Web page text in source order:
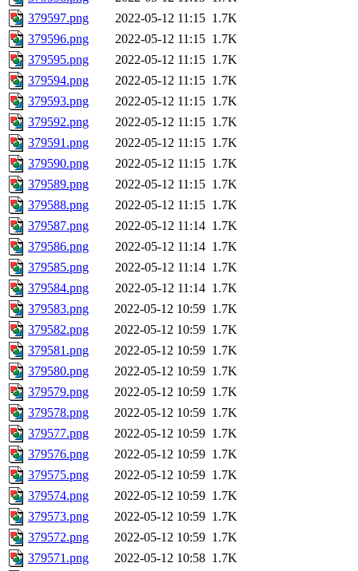
379597.png
2022-05-12 11:15 1.7K
379596.png
2022-05-12 11:15 1.7K
379595.png
2022-05-12 11:15 1.7K
379594.png
2022-05-12 11:15 1.7K
379593.png
2022-05-12 11:15 1.7K
379592.png
2022-05-12 11:15 1.7K
379591.png
2022-05-12 11:15 1.7K
379590.png
2022-05-12 11:15 1.7K
379589.png
2022-05-12 11:15 1.7K
379588.png
2022-05-12 11:15 1.7K
379587.png
2022-05-12 11:14 1.7K
379586.png
2022-05-12 11:14 1.7K
379585.png
2022-05-12 11:14 1.7K
379584.png
2022-05-12 11:14 1.7K
379583.png
2022-05-12 10:59 1.7K
379582.png
2022-05-12 10:59 1.7K
379581.png
2022-05-12 10:59 1.7K
379580.png
2022-05-12 10:59 1.7K
379579.png
2022-05-12 10:59 1.7K
379578.png
2022-05-12 10:59 1.7K
379577.png
2022-05-12 10:59 1.7K
379576.png
2022-05-12 10:59 1.7K
379575.png
2022-05-12 10:59 1.7K
379574.png
2022-05-12 10:59 1.7K
379573.png
2022-05-12 10:59 1.7K
379572.png
2022-05-12 10:59 1.7K
379571.png
2022-05-12 10:58 1.7K